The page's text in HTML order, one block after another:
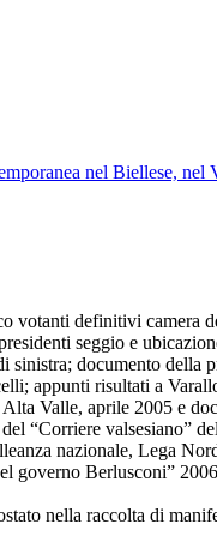
nel Biellese, nel
votanti definitivi
seggio e
sinistra; documento
appunti risultati a
Valle, aprile 2005 e
“Corriere valsesiano”
nazionale, Lega
governo Berlusconi”
nella raccolta di